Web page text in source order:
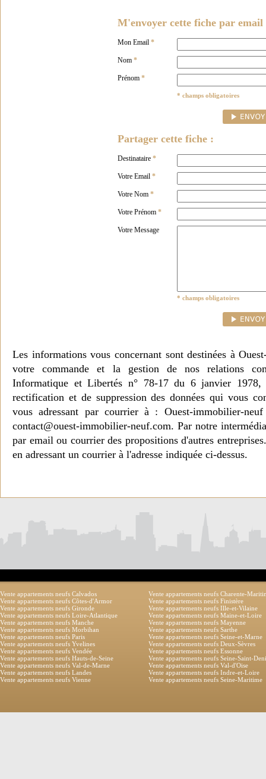
M'envoyer cette fiche par email
Mon Email *
Nom *
Prénom *
* champs obligatoires
Partager cette fiche :
Destinataire *
Votre Email *
Votre Nom *
Votre Prénom *
Votre Message
* champs obligatoires
Les informations vous concernant sont destinées à
votre commande et la gestion de nos relations
Informatique et Libertés n° 78-17 du 6 janvier 1978,
rectification et de suppression des données qui vous
vous adressant par courrier à : Ouest-immobilier-
contact@ouest-immobilier-neuf.com. Par notre
par email ou courrier des propositions d'autres
en adressant un courrier à l'adresse indiquée ci-dessus.
Vente appartements neufs Calvados
Vente appartements neufs Charente-
Vente appartements neufs Côtes-d'Armor
Vente appartements neufs Finistère
Vente appartements neufs Gironde
Vente appartements neufs Ille-et-Vilaine
Vente appartements neufs Loire-Atlantique
Vente appartements neufs Maine-et-Loire
Vente appartements neufs Manche
Vente appartements neufs Mayenne
Vente appartements neufs Morbihan
Vente appartements neufs Sarthe
Vente appartements neufs Paris
Vente appartements neufs Seine-et-Marne
Vente appartements neufs Yvelines
Vente appartements neufs Deux-Sèvres
Vente appartements neufs Vendée
Vente appartements neufs Essonne
Vente appartements neufs Hauts-de-Seine
Vente appartements neufs Seine-Saint-
Vente appartements neufs Val-de-Marne
Vente appartements neufs Val-d'Oise
Vente appartements neufs Landes
Vente appartements neufs Indre-et-Loire
Vente appartements neufs Vienne
Vente appartements neufs Seine-Maritime